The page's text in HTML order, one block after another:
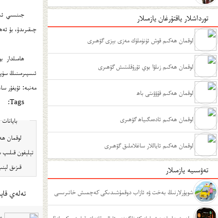
تورداشلار ياقتۇرغان يازمىلار
لوقمان ھەكىم قوش ئۈنۈملۈك مەزى بېزى گۆھىرى
لوقمان ھەكىم زىلۋا بوي ئۇرۇقلىتىش گۆھىرى
لوقمان ھەكىم قۇۋۋىتى باھ
لوقمان ھەكىم ئادەمگىياھ گۆھىرى
لوقمان ھەكىم ئاياللار ساغلاملىق گۆھىرى
تەۋسىيە يازمىلار
شوپۇرلارنىڭ بەخت ۋە ئازاب دوقمۇشىدىكى كەچمىش خاتىرىسى
جىنسىي
چىقىرىدۇ، بۇ
ھامىلدار
ئىسپىرمىنىڭ
مەنبە: ئۇيغۇر
Tags:
بايانات
تېلېفون قىلىپ
قىزىق لېنىيە تېلېفون
تەلەي